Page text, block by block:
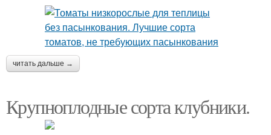
читать дальше →
Крупноплодные сорта клубники.